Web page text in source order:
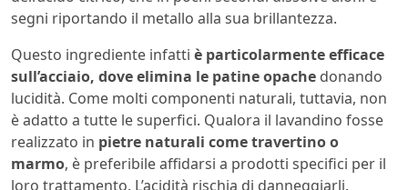
segni riportando il metallo alla sua brillantezza.
Questo ingrediente infatti è particolarmente efficace
sull’acciaio, dove elimina le patine opache donando
lucidità. Come molti componenti naturali, tuttavia, non
è adatto a tutte le superfici. Qualora il lavandino fosse
realizzato in pietre naturali come travertino o
marmo, è preferibile affidarsi a prodotti specifici per il
loro trattamento. L’acidità rischia di danneggiarli.